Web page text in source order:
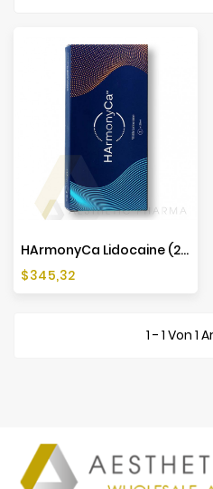
HArmonyCa Lidocaine (2x1,25ml)
Preis
$345,32
1 - 1 Von 1